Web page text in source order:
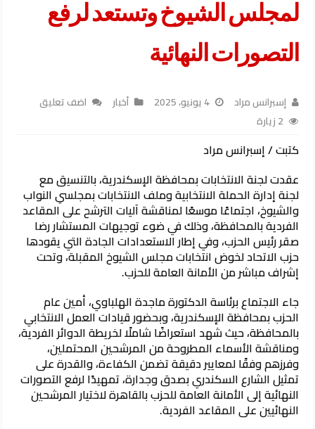
لمجلس الشيوخ وتستعد لرفع
التصورات النهائية
إسبرانس مراد 4 يونيو، 2025 أخبار
اضف تعليق
2 زيارة
كتبت / إسبرانس مراد
عقدت لجنة الانتخابات بمحافظة الإسكندرية، بالتنسيق مع
لجنة إدارة الحملة الانتخابية وملف الانتخابات بمجلسي النواب
والشيوخ، اجتماعًا موسعًا لمناقشة آليات الترشح على المقاعد
الفردية بالمحافظة، وذلك في ضوء توجيهات المستشار رضا
صقر رئيس الحزب، وفي إطار الاستعدادات الجادة التي يقودها
حزب الاتحاد لخوض انتخابات مجلس الشيوخ المقبلة، وتحت
إشراف مباشر من الأمانة العامة للحزب.
جاء الاجتماع برئاسة الدكتورة ماجدة الهلباوي، أمين عام
الحزب بمحافظة الإسكندرية، وبحضور قيادات العمل الانتخابي
بالمحافظة، حيث شهد استعراضًا شاملًا لخريطة الدوائر الفردية،
ومناقشة الأسماء المطروحة من المرشحين المحتملين،
وفرزهم وفقًا لمعايير دقيقة تضمن الكفاءة، والقدرة على
تمثيل الشارع السكندري بصدق وجدارة، تمهيدًا لرفع التصورات
النهائية إلى الأمانة العامة للحزب بالقاهرة لاختيار المرشحين
النهائيين على المقاعد الفردية.